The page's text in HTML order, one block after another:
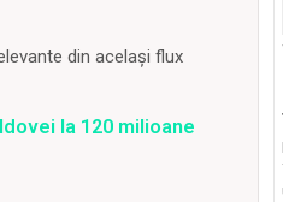
din același flux
la 120 milioane